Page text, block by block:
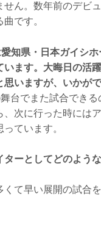
せん。数年前のデビ
です。
県・日本ガイシホ
います。大晦日の活
思いますが、いかが
台でまた試合でき
、次に行った時には
ています。
ーとしてどのよう
くて早い展開の試合